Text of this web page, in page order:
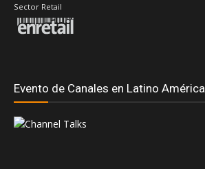
Sector Retail
Evento de Canales en Latino América